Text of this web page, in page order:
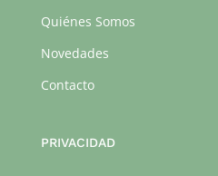
Quiénes Somos
Novedades
Contacto
PRIVACIDAD